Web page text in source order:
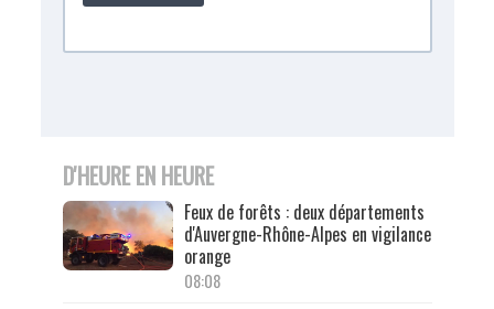
D'HEURE EN HEURE
Feux de forêts : deux départements
d'Auvergne-Rhône-Alpes en vigilance
orange
08:08